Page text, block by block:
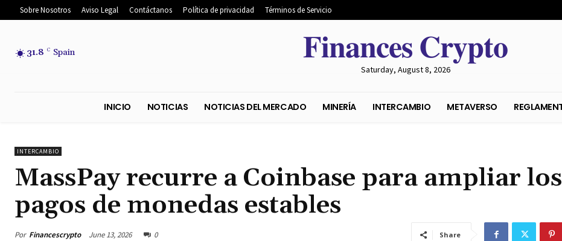
Sobre Nosotros Aviso Legal Contáctanos Política de privacidad Términos de Servicio
31.8 C Spain 𝐅𝐢𝐧𝐚𝐧𝐜𝐞𝐬 𝐂𝐫𝐲𝐩𝐭𝐨
Saturday, August 8, 2026
INTERCAMBIO
MassPay recurre a Coinbase para ampliar los
pagos de monedas estables
Por Financescrypto June 13, 2026 0 Share